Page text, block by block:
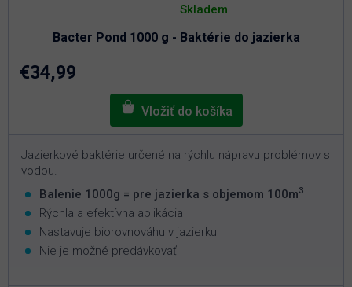
Bacter Pond 1000 g - Baktérie do jazierka
hodnotenie
je
4,8
Skladem
€34,99
Jazierkové baktérie určené na rýchlu nápravu problémov s
vodou.
Balenie 1000g = pre jazierka s objemom 100m3
Rýchla a efektívna aplikácia
Nastavuje biorovnováhu v jazierku
Nie je možné predávkovať